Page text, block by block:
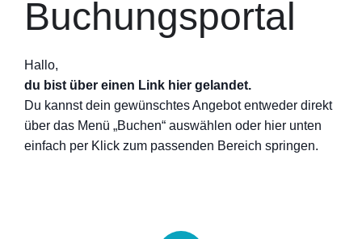
Buchungsportal
Hallo,
d u bist über einen Link hier gelandet.
Du kannst dein gewünschtes Angebot entweder direkt
über das Menü „Buchen“ auswählen oder hier unten
einfach per Klick zum passenden Bereich springen.